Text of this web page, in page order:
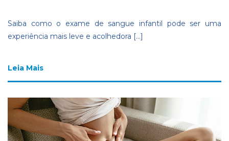
Saiba como o exame de sangue infantil pode ser uma
experiência mais leve e acolhedora […]
Leia Mais